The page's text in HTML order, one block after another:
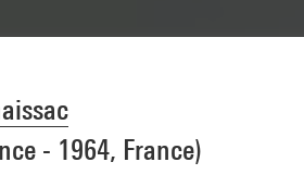
- 1964, France)